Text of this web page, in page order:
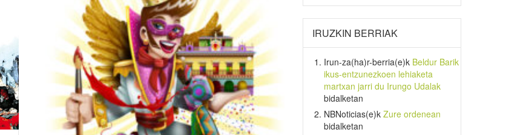
IRUZKIN BERRIAK
Irun-za(ha)r-berria(e)k Beldur Barik
ikus-entzunezkoen lehiaketa
martxan jarri du Irungo Udalak
bidalketan
NBNoticias(e)k Zure ordenean
bidalketan